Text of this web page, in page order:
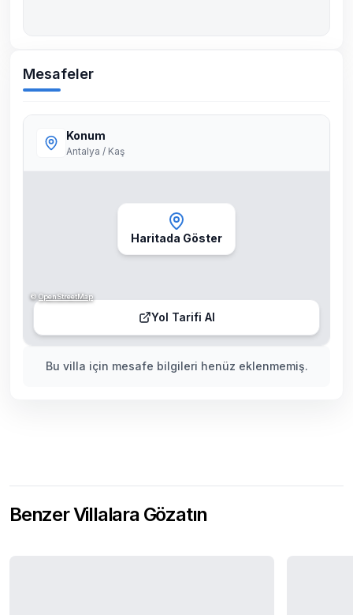
Mesafeler
Bu villa için mesafe bilgileri henüz eklenmemiş.
Konum
Antalya / Kaş
Haritada Göster
Yol Tarifi Al
©OpenStreetMap
Benzer Villalara Gözatın